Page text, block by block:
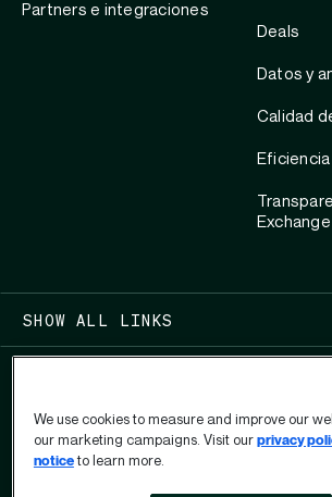
Partners e integraciones
Deals
Datos y
Calidad
Exchange
SHOW ALL LINKS
We use cookies to measure and improve our
our marketing campaigns. Visit our privacy
noticeto learn more.